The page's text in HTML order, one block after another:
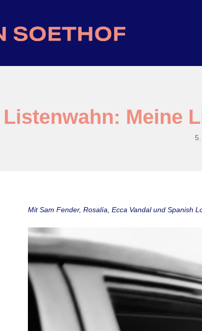
Listenwahn: Meine
Mit Sam Fender, Rosalía, Ecca Vandal und Spanish